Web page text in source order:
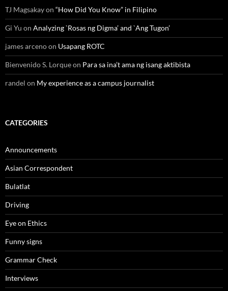
TJ Magsakayon “How Did You Know” in Filipino
Gi Yu on Analyzing `Rosas ng Digma’ and `Ang Tugon’
james arcenoon Usapang ROTC
Bienvenido S. Lorqueon Para sa ina’t ama ng isang aktibista
randel on My experience as a campus journalist
CATEGORIES
Announcements
Asian Correspondent
Bulatlat
Driving
Eye on Ethics
Funny signs
Grammar Check
Interviews